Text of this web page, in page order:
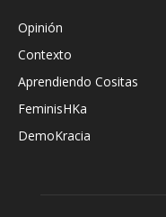
Opinión
Contexto
Aprendiendo Cositas
FeminisHKa
DemoKracia